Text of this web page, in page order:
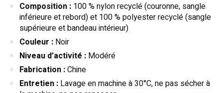
Composition : 100 % nylon recyclé (couronne, sangle
inférieure et rebord) et 100 % polyester recyclé (sangle
supérieure et bandeau intérieur)
Couleur : Noir
Niveau d’activité : Modéré
Fabrication :Chine
Entretien : Lavage en machine à 30°C, ne pas sécher à